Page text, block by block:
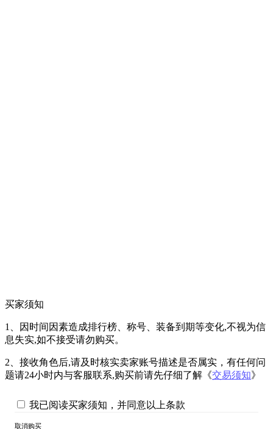
买家须知
1、因时间因素造成排行榜、称号、装备到期等变化,不视为信
息失实,如不接受请勿购买。
2、接收角色后,请及时核实卖家账号描述是否属实，有任何问
题请24小时内与客服联系,购买前请先仔细了解《交易须知》
我已阅读买家须知，并同意以上条款
取消购买